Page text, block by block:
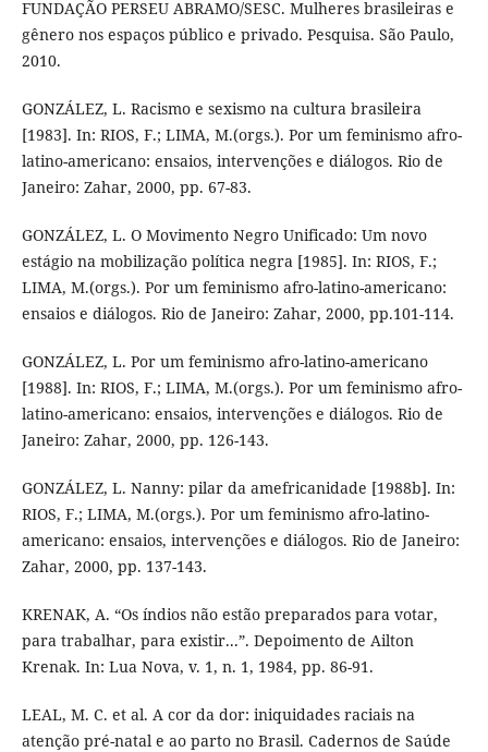
FUNDAÇÃO PERSEU ABRAMO/SESC. Mulheres brasileiras e
gênero nos espaços público e privado. Pesquisa. São Paulo,
2010.
GONZÁLEZ, L. Racismo e sexismo na cultura brasileira
[1983]. In: RIOS, F.; LIMA, M.(orgs.). Por um feminismo afro-
latino-americano: ensaios, intervenções e diálogos. Rio de
Janeiro: Zahar, 2000, pp. 67-83.
GONZÁLEZ, L. O Movimento Negro Unificado: Um novo
estágio na mobilização política negra [1985]. In: RIOS, F.;
LIMA, M.(orgs.). Por um feminismo afro-latino-americano:
ensaios e diálogos. Rio de Janeiro: Zahar, 2000, pp.101-114.
GONZÁLEZ, L. Por um feminismo afro-latino-americano
[1988]. In: RIOS, F.; LIMA, M.(orgs.). Por um feminismo afro-
latino-americano: ensaios, intervenções e diálogos. Rio de
Janeiro: Zahar, 2000, pp. 126-143.
GONZÁLEZ, L. Nanny: pilar da amefricanidade [1988b]. In:
RIOS, F.; LIMA, M.(orgs.). Por um feminismo afro-latino-
americano: ensaios, intervenções e diálogos. Rio de Janeiro:
Zahar, 2000, pp. 137-143.
KRENAK, A. “Os índios não estão preparados para votar,
para trabalhar, para existir...”. Depoimento de Ailton
Krenak. In: Lua Nova, v. 1, n. 1, 1984, pp. 86-91.
LEAL, M. C. et al. A cor da dor: iniquidades raciais na
atenção pré-natal e ao parto no Brasil. Cadernos de Saúde